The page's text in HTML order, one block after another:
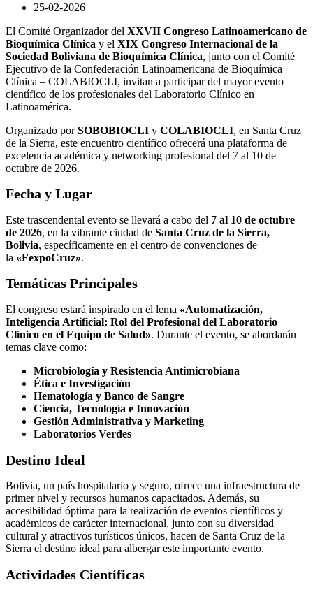
25-02-2026
El Comité Organizador del XXVII Congreso Latinoamericano de
Bioquímica Clínica y el XIX Congreso Internacional de la
Sociedad Boliviana de Bioquímica Clínica, junto con el Comité
Ejecutivo de la Confederación Latinoamericana de Bioquímica
Clínica – COLABIOCLI, invitan a participar del mayor evento
científico de los profesionales del Laboratorio Clínico en
Latinoamérica.
Organizado porSOBOBIOCLI y COLABIOCLI, en Santa Cruz
de la Sierra, este encuentro científico ofrecerá una plataforma de
excelencia académica y networking profesional del 7 al 10 de
octubre de 2026.
Fecha y Lugar
Este trascendental evento se llevará a cabo del 7 al 10 de octubre
de 2026, en la vibrante ciudad de Santa Cruz de la Sierra,
Bolivia, específicamente en el centro de convenciones de
la «FexpoCruz».
Temáticas Principales
El congreso estará inspirado en el lema «Automatización,
Inteligencia Artificial; Rol del Profesional del Laboratorio
Clínico en el Equipo de Salud». Durante el evento, se abordarán
temas clave como:
Microbiología y Resistencia Antimicrobiana
Ética e Investigación
Hematología y Banco de Sangre
Ciencia, Tecnología e Innovación
Gestión Administrativa y Marketing
Laboratorios Verdes
Destino Ideal
Bolivia, un país hospitalario y seguro, ofrece una infraestructura de
primer nivel y recursos humanos capacitados. Además, su
accesibilidad óptima para la realización de eventos científicos y
académicos de carácter internacional, junto con su diversidad
cultural y atractivos turísticos únicos, hacen de Santa Cruz de la
Sierra el destino ideal para albergar este importante evento.
Actividades Científicas